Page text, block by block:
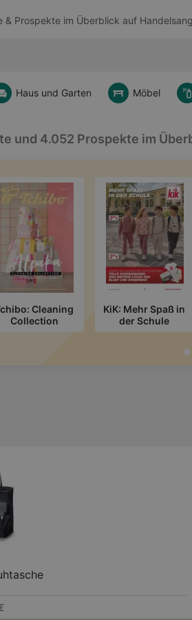
& Prospekte im Überblick auf
Haus und Garten Möbel
und 4.052 Prospekte im
Cleaning
Collection
KiK: Mehr Spaß in
der Schule